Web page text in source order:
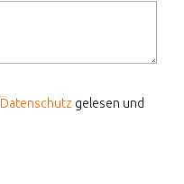
Datenschutz gelesen und